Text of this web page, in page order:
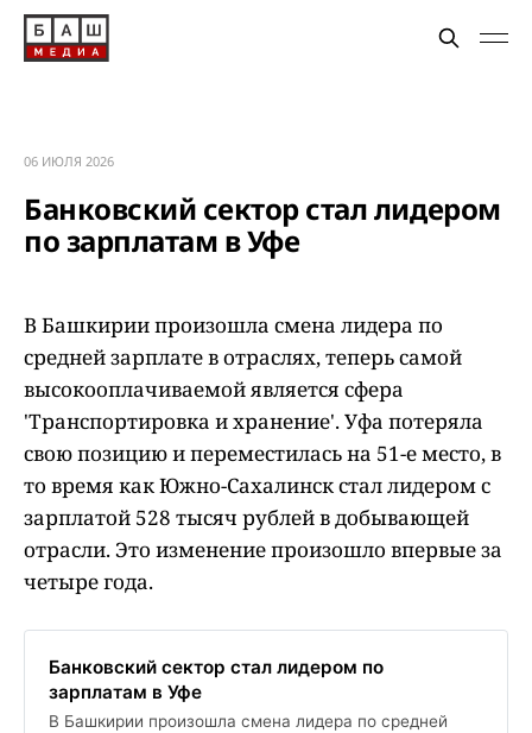
06 ИЮЛЯ 2026
Банковский сектор стал лидером
по зарплатам в Уфе
В Башкирии произошла смена лидера по
средней зарплате в отраслях, теперь самой
высокооплачиваемой является сфера
'Транспортировка и хранение'. Уфа потеряла
свою позицию и переместилась на 51-е место, в
то время как Южно-Сахалинск стал лидером с
зарплатой 528 тысяч рублей в добывающей
отрасли. Это изменение произошло впервые за
четыре года.
Банковский сектор стал лидером по
зарплатам в Уфе
В Башкирии произошла смена лидера по средней